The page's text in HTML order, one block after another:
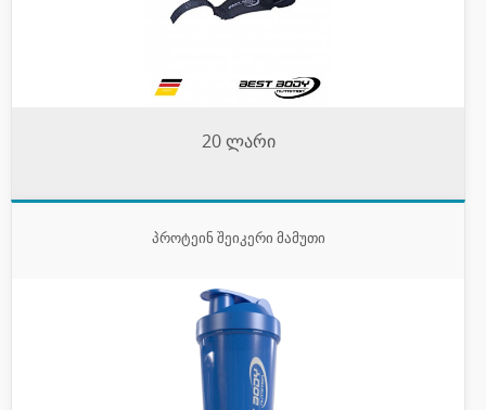
20 ლარი
პროტეინ შეიკერი მამუთი